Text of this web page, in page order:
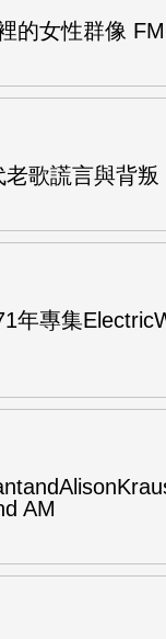
的女性群像
老歌謊言與背叛
年專集
AM